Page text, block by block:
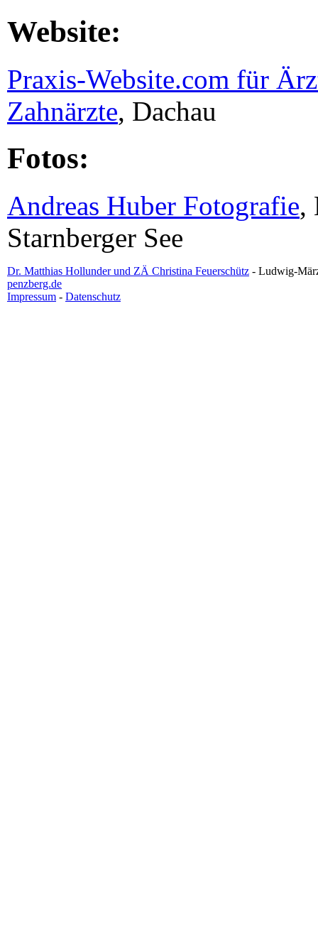
Website:
Praxis-Website.com für
Zahnärzte, Dachau
Fotos:
Andreas Huber Fotografie,
Starnberger See
Dr. Matthias Hollunder und ZÄ Christina Feuerschütz - Ludwig-
penzberg.de
Impressum - Datenschutz